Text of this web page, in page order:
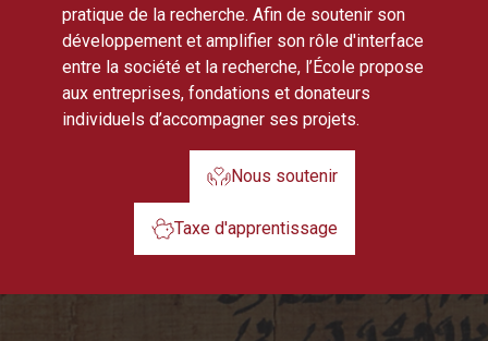
pratique de la recherche. Afin de soutenir son
développement et amplifier son rôle d'interface
entre la société et la recherche, l’École propose
aux entreprises, fondations et donateurs
individuels d’accompagner ses projets.
Nous soutenir
Taxe d'apprentissage